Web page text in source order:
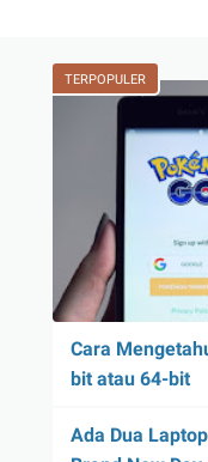
TERPOPULER
Cara
bit atau 64-bit
Ada Dua